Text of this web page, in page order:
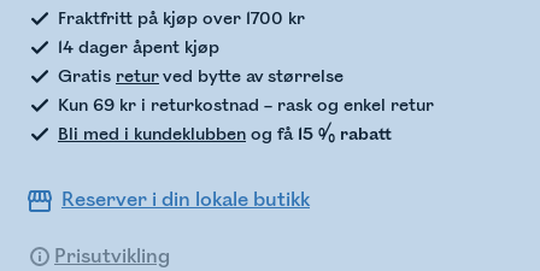
Fraktfritt på kjøp over 1700 kr
14 dager åpent kjøp
Gratis returved bytte av størrelse
Kun 69 kr i returkostnad – rask og enkel retur
Bli med i kundeklubben og få 15 % rabatt
Reserver i din lokale butikk
Prisutvikling